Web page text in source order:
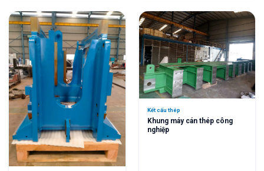
Kết cấu thép
Khung máy cán thép công
nghiệp